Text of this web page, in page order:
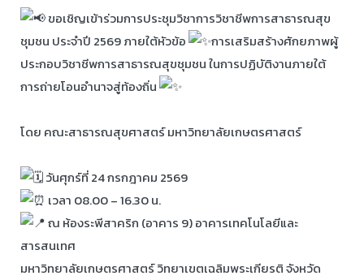
ขอเชิญเข้าร่วมการประชุมวิชาการวิชาชีพการสาธารณสุข
ชุมชน ประจำปี 2569 ภายใต้หัวข้อ
การเสริมสร้างศักยภาพผู้
ประกอบวิชาชีพการสาธารณสุขชุมชน ในการปฏิบัติงานภายใต้
การถ่ายโอนอำนาจสู่ท้องถิ่น
โดย คณะสาธารณสุขศาสตร์ มหาวิทยาลัยเกษตรศาสตร์
วันศุกร์ที่ 24 กรกฎาคม 2569
เวลา 08.00 – 16.30 น.
ณ ห้องระพีสาคริก (อาคาร 9) อาคารเทคโนโลยีและ
สารสนเทศ
มหาวิทยาลัยเกษตรศาสตร์ วิทยาเขตเฉลิมพระเกียรติ จังหวัด